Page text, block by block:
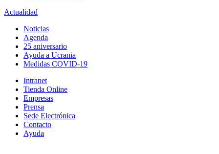
Actualidad
Noticias
Agenda
25 aniversario
Ayuda a Ucrania
Medidas COVID-19
Intranet
Tienda Online
Empresas
Prensa
Sede Electrónica
Contacto
Ayuda